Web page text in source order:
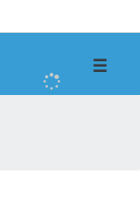
☰